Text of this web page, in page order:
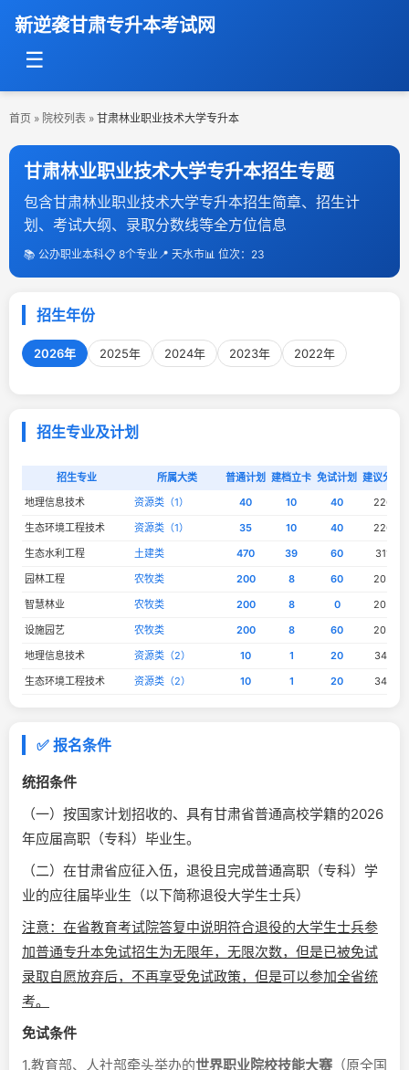
新逆袭甘肃专升本考试网
☰
首页 » 院校列表 » 甘肃林业职业技术大学专升本
甘肃林业职业技术大学专升本招生专题
包含甘肃林业职业技术大学专升本招生简章、招生计
划、考试大纲、录取分数线等全方位信息
📚 公办职业本科📋 8个专业📍 天水市📊 位次：23
招生年份
2026年 2025年 2024年 2023年 2022年
招生专业及计划
招生专业 所属大类 普通计划 建档立卡 免试计划 建议分数
地理信息技术
资源类（1） 40 10 40
226
生态环境工程技术
资源类（1） 35 10 40
226
生态水利工程
土建类 470 39 60
311
园林工程
农牧类 200 8 60
203
智慧林业
农牧类 200 8 0
203
设施园艺
农牧类 200 8 60
203
地理信息技术
资源类（2） 10 1 20
341
生态环境工程技术
资源类（2） 10 1 20 341
✅ 报名条件
统招条件
（一）按国家计划招收的、具有甘肃省普通高校学籍的2026
年应届高职（专科）毕业生。
（二）在甘肃省应征入伍，退役且完成普通高职（专科）学
业的应往届毕业生（以下简称退役大学生士兵）
注意：在省教育考试院答复中说明符合退役的大学生士兵参
加普通专升本免试招生为无限年，无限次数，但是已被免试
录取自愿放弃后，不再享受免试政策，但是可以参加全省统
考。
免试条件
1.教育部、人社部牵头举办的世界职业院校技能大赛 （原全国